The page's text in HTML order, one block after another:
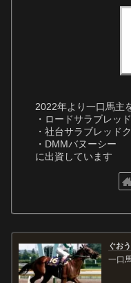
2022年より一口馬主
・ロードサラブレッ
・社台サラブレッド
・DMMバヌーシー
に出資しています
ぐお
一口